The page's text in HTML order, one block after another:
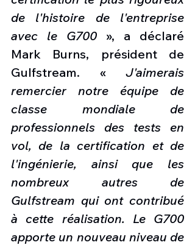
de l'histoire de l'entreprise
avec le G700 », a déclaré
Mark Burns, président de
Gulfstream. « J'aimerais
remercier notre équipe de
classe mondiale de
professionnels des tests en
vol, de la certification et de
l'ingénierie, ainsi que les
nombreux autres de
Gulfstream qui ont contribué
à cette réalisation. Le G700
apporte un nouveau niveau de